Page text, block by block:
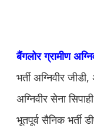
बैंगलोर ग्रामीण
भर्ती अग्निवीर
अग्निवीर सेना
भूतपूर्व सैनिक भर्ती